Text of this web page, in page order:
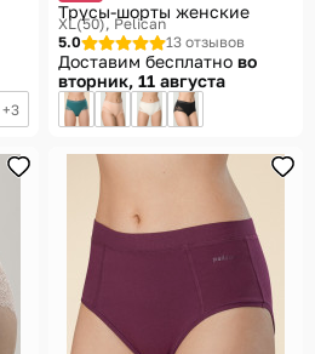
3
Трусы-шорты женские
XL(50) Pelican
5.0
13 отзывов
Доставим бесплатно во
вторник, 11 августа